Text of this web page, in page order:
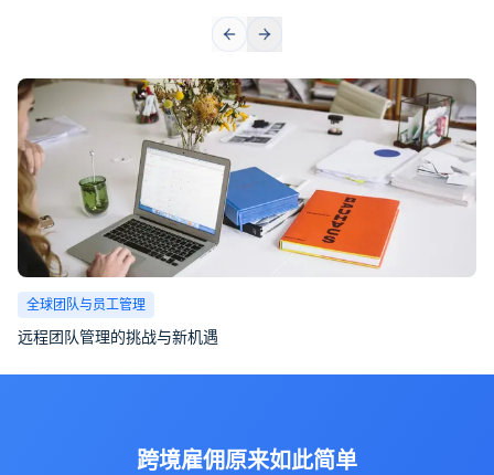
全球团队与员工管理
远程团队管理的挑战与新机遇
跨境雇佣原来如此简单